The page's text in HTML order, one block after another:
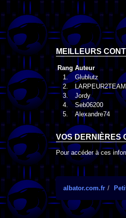
MEILLEURS
Rang Auteur
1.
Glublutz
2.
3.
Jordy
4.
Seb06200
5.
Alexandre74
VOS DERNIÈRES
Pour accéder à ces
albator.com.fr